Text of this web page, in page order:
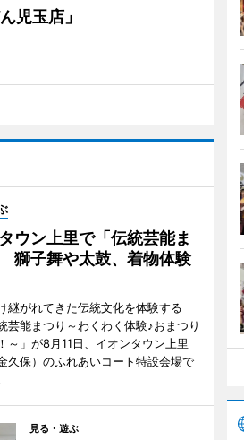
児玉店」
ウン上里で「伝統芸能ま
獅子舞や太鼓、着物体験
継がれてきた伝統文化を体験する
芸能まつり～わくわく体験♪おまつり
～」が8月11日、イオンタウン上里
久保）のふれあいコート特設会場で
見る・遊ぶ